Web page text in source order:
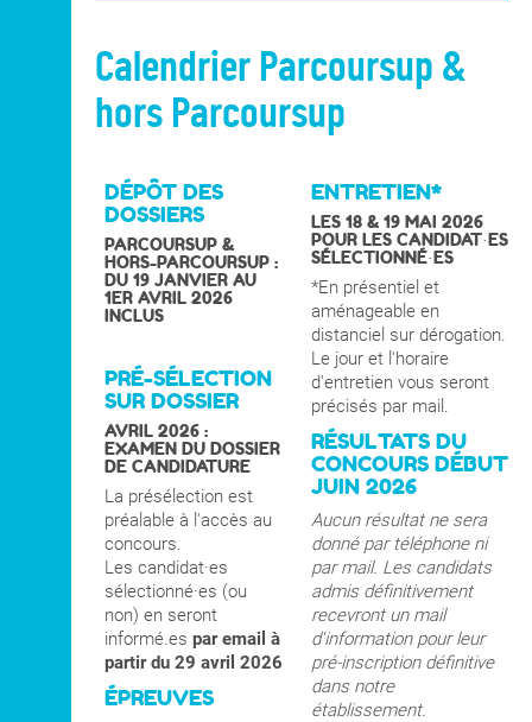
Calendrier Parcoursup &
hors Parcoursup
DÉPÔT DES
DOSSIERS
PARCOURSUP &
HORS-PARCOURSUP :
DU 19 JANVIER AU
1ER AVRIL 2026
INCLUS
PRÉ-SÉLECTION
SUR DOSSIER
AVRIL 2026 :
EXAMEN DU DOSSIER
DE CANDIDATURE
La présélection est
préalable à l'accès au
concours.
Les candidat·es
sélectionné·es (ou
non) en seront
informé.es par email à
partir du 29 avril 2026
ÉPREUVES
ENTRETIEN*
LES 18 & 19 MAI 2026
POUR LES CANDIDAT·ES
SÉLECTIONNÉ·ES
*En présentiel et
aménageable en
distanciel sur dérogation.
Le jour et l'horaire
d'entretien vous seront
précisés par mail.
RÉSULTATS DU
CONCOURS DÉBUT
JUIN 2026
Aucun résultat ne sera
donné par téléphone ni
par mail. Les candidats
admis définitivement
recevront un mail
d'information pour leur
pré-inscription définitive
dans notre
établissement.